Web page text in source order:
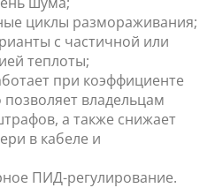
циклы размораживания;
с частичной или
теплоты;
при коэффициенте
позволяет владельцам
а также снижает
в кабеле и
ПИД-регулирование.